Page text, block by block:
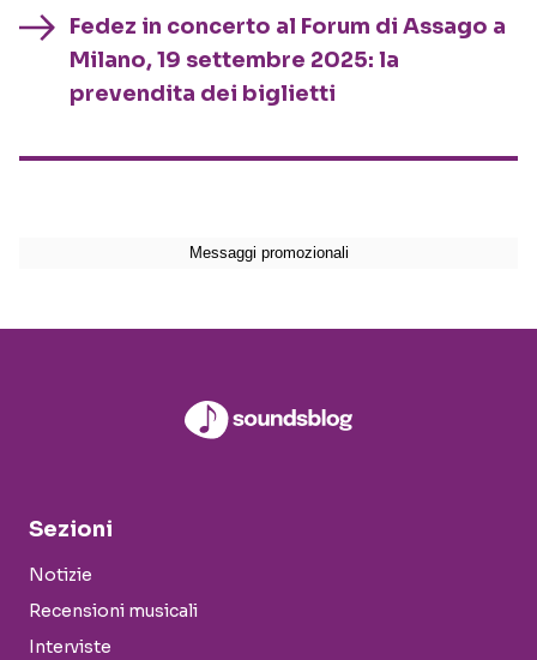
Fedez in concerto al Forum di Assago a
Milano, 19 settembre 2025: la
prevendita dei biglietti
Sezioni
Notizie
Recensioni musicali
Interviste